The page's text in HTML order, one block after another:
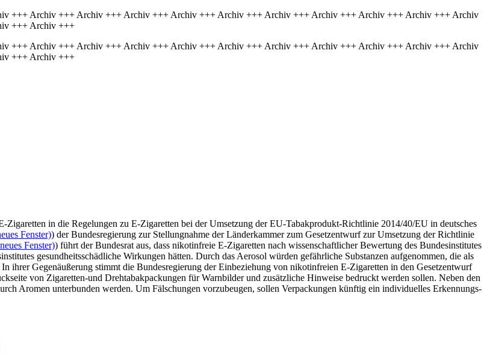
+++ Archiv +++ Archiv +++ Archiv +++ Archiv +++ Archiv +++ Archiv +++ Archiv +++ Archiv +++ Archiv +++ Archiv
+++ Archiv +++
+++ Archiv +++ Archiv +++ Archiv +++ Archiv +++ Archiv +++ Archiv +++ Archiv +++ Archiv +++ Archiv +++ Archiv
+++ Archiv +++
in die Regelungen zu E-Zigaretten bei der Umsetzung der EU-Tabakprodukt-Richtlinie 2014/40/EU in deutsches
Fenster)) der Bundesregierung zur Stellungnahme der Länderkammer zum Gesetzentwurf zur Umsetzung der Richtlinie
Fenster)) führt der Bundesrat aus, dass nikotinfreie E-Zigaretten nach wissenschaftlicher Bewertung des Bundesinstitutes
gesundheitsschädliche Wirkungen hätten. Durch das Aerosol würden gefährliche Substanzen aufgenommen, die als
ihrer Gegenäußerung stimmt die Bundesregierung der Einbeziehung von nikotinfreien E-Zigaretten in den Gesetzentwurf
von Zigaretten-und Drehtabakpackungen für Warnbilder und zusätzliche Hinweise bedruckt werden sollen. Neben den
Aromen unterbunden werden. Um Fälschungen vorzubeugen, sollen Verpackungen künftig ein individuelles Erkennungs-